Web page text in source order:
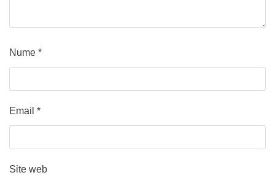
Nume *
Email *
Site web